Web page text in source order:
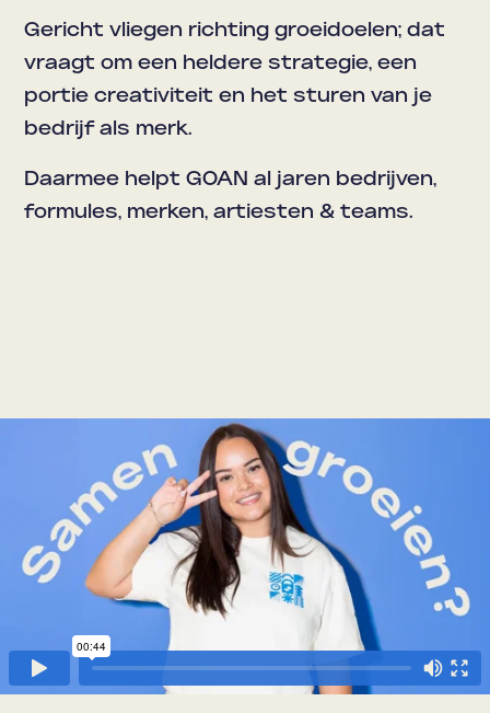
Gericht vliegen richting groeidoelen; dat
vraagt om een heldere strategie, een
portie creativiteit en het sturen van je
bedrijf als merk.
Daarmee helpt GOAN al jaren bedrijven,
formules, merken, artiesten & teams.